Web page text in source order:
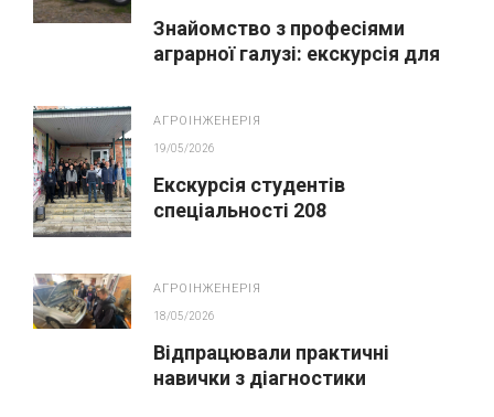
Знайомство з професіями
аграрної галузі: екскурсія для
АГРОІНЖЕНЕРІЯ
19/05/2026
Екскурсія студентів
спеціальності 208
завод»
АГРОІНЖЕНЕРІЯ
18/05/2026
Відпрацювали практичні
навички з діагностики